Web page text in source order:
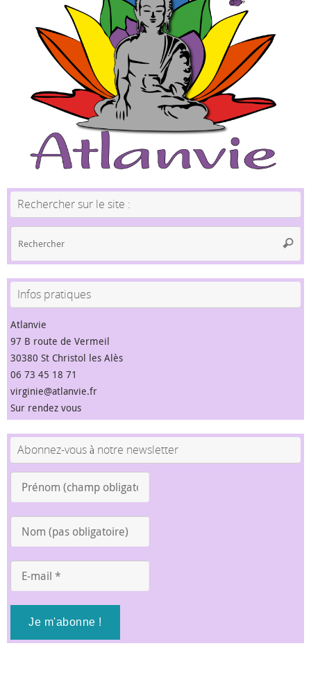
Rechercher sur le site :
:
Infos pratiques
Atlanvie
97 B route de Vermeil
30380 St Christol les Alès
06 73 45 18 71
virginie@atlanvie.fr
Sur rendez vous
Abonnez-vous à notre newsletter
Prénom
(champ
Nom
(pas
E-
mail